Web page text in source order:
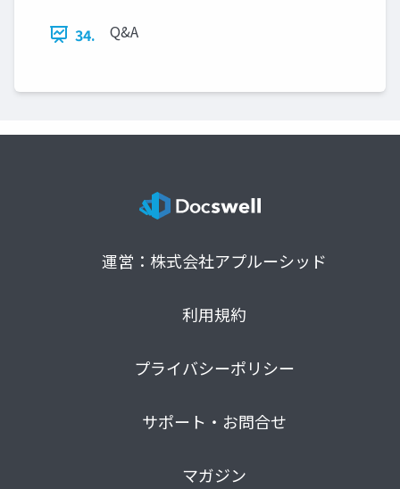
34. Q&A
運営：株式会社アプルーシッド
利用規約
プライバシーポリシー
サポート・お問合せ
マガジン